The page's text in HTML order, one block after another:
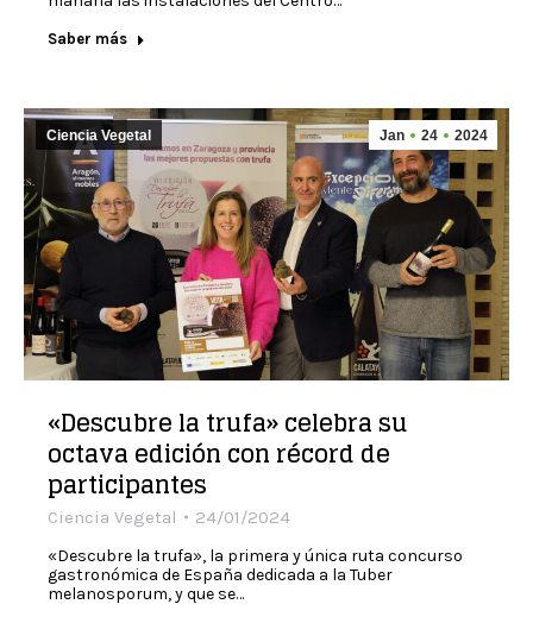
Saber más
Jan 24 2024
Ciencia Vegetal
«Descubre la trufa» celebra su
octava edición con récord de
participantes
Ciencia Vegetal 24/01/2024
«Descubre la trufa», la primera y única ruta concurso
gastronómica de España dedicada a la Tuber
melanosporum, y que se…